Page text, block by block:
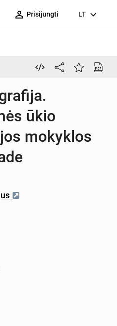
person_outline Prisijungti LT expand_more
ūkio
mokyklos